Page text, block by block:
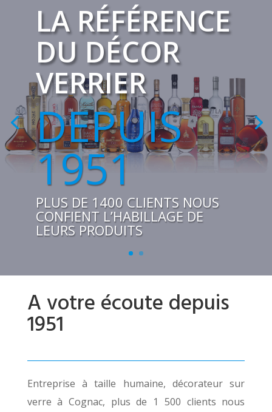
LA RÉFÉRENCE
DU DÉCOR
VERRIER
DEPUIS
1951
PLUS DE 1400 CLIENTS NOUS
CONFIENT L’HABILLAGE DE
LEURS PRODUITS
A votre écoute depuis
1951
Entreprise à taille humaine, décorateur sur
verre à Cognac, plus de 1 500 clients nous